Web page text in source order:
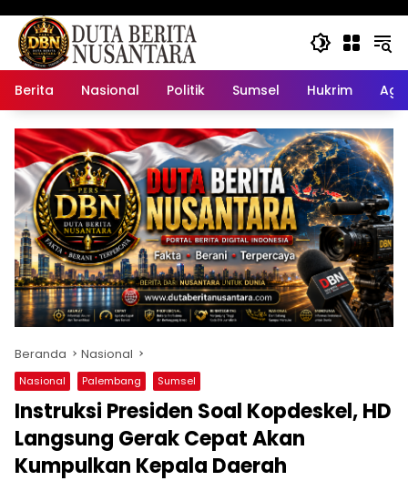
Berita Nasional Politik Sumsel Hukrim
Beranda Nasional
Nasional Palembang Sumsel
Instruksi Presiden Soal Kopdeskel, HD
Langsung Gerak Cepat Akan
Kumpulkan Kepala Daerah